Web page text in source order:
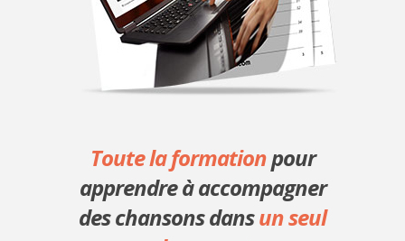
Toute la formationpour
apprendre à accompagner
des chansons dansun seul